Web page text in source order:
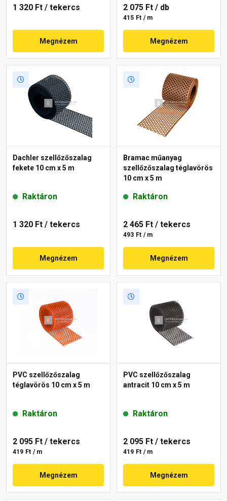
1 320 Ft / tekercs
Megnézem
2 075 Ft / db
415 Ft / m
Megnézem
Dachler szellőzőszalag
fekete 10 cm x 5 m
Raktáron
1 320 Ft / tekercs
Megnézem
Bramac műanyag
szellőzőszalag téglavörös
10 cm x 5 m
Raktáron
2 465 Ft / tekercs
493 Ft / m
Megnézem
PVC szellőzőszalag
téglavörös 10 cm x 5 m
Raktáron
2 095 Ft / tekercs
419 Ft / m
Megnézem
PVC szellőzőszalag
antracit 10 cm x 5 m
Raktáron
2 095 Ft / tekercs
419 Ft / m
Megnézem